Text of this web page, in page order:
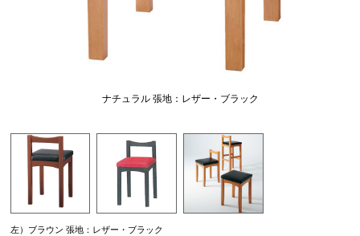
ナチュラル 張地：レザー・ブラック
左）ブラウン 張地：レザー・ブラック